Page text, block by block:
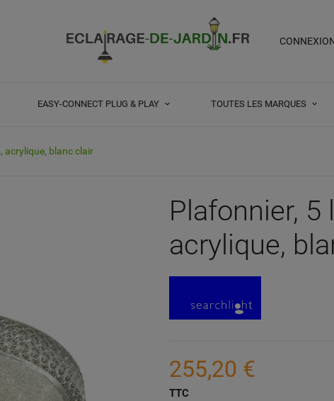
EASY-CONNECT PLUG & PLAY TOUTES LES MARQUES
acrylique, blanc clair
Plafonnier, 5
acrylique,
255,20 €
TTC